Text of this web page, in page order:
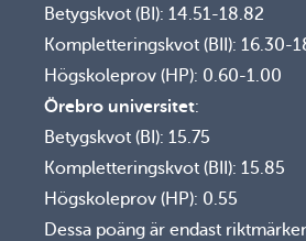
Betygskvot (BI): 14.51-18.82
Kompletteringskvot (BII): 16.30-
Högskoleprov (HP): 0.60-1.00
Örebro universitet:
Betygskvot (BI): 15.75
Kompletteringskvot (BII): 15.85
Högskoleprov (HP): 0.55
Dessa poäng är endast